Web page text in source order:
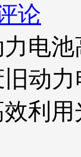
论
电
动
利